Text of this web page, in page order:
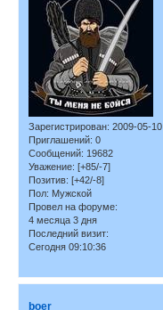
Зарегистрирован: 2009-05-10
Приглашений: 0
Сообщений: 19682
Уважение: [+85/-7]
Позитив: [+42/-8]
Пол: Мужской
Провел на форуме:
4 месяца 3 дня
Последний визит:
Сегодня 09:10:36
boer